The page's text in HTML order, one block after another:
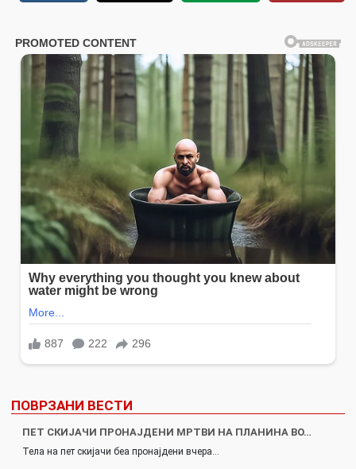
ПОВРЗАНИ ВЕСТИ
ПЕТ СКИЈАЧИ ПРОНАЈДЕНИ МРТВИ НА ПЛАНИНА ВО…
Тела на пет скијачи беа пронајдени вчера…